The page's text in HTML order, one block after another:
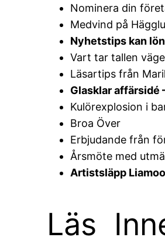
Nominera din
Medvind på
Nyhetstips kan
Vart tar tallen
Läsartips från
Glasklar affärsidé
Kulörexplosion i
Broa Över
Erbjudande från
Årsmöte med
Artistsläpp
Läs